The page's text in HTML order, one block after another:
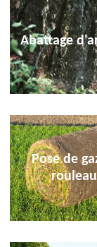
Abattage
Pose de